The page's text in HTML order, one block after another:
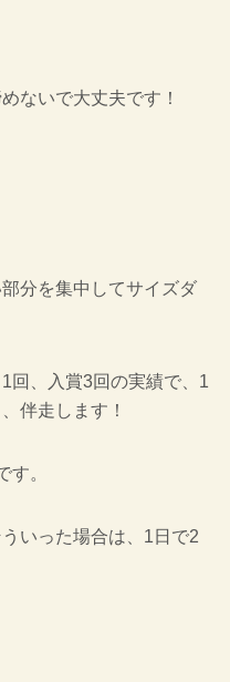
ないで大丈夫です！
分を集中してサイズダ
回、入賞3回の実績で、1
伴走します！
す。
いった場合は、1日で2